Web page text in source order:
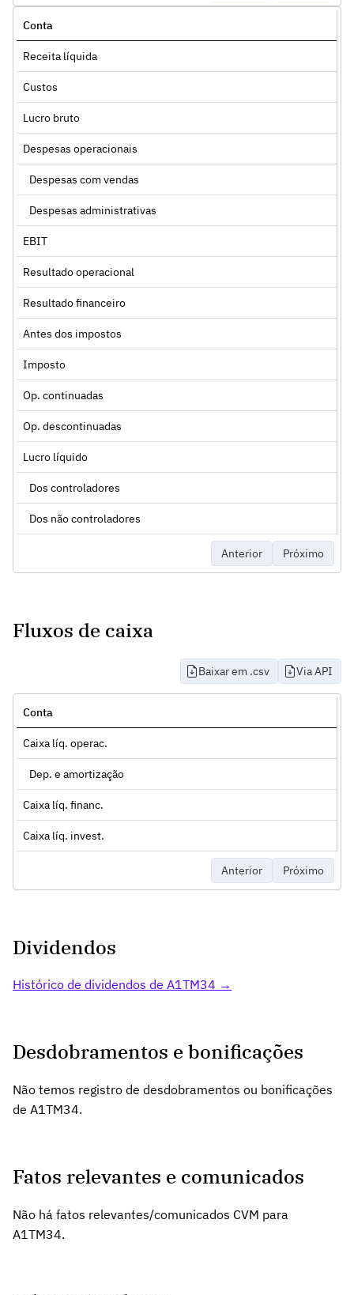
Conta
Receita líquida
Custos
Lucro bruto
Despesas operacionais
Despesas com vendas
Despesas administrativas
EBIT
Resultado operacional
Resultado financeiro
Antes dos impostos
Imposto
Op. continuadas
Op. descontinuadas
Lucro líquido
Dos controladores
Dos não controladores
Anterior Próximo
Fluxos de caixa
Baixar em .csv Via API
Conta
Caixa líq. operac.
Dep. e amortização
Caixa líq. financ.
Caixa líq. invest.
Anterior Próximo
Dividendos
Histórico de dividendos de A1TM34 →
Desdobramentos e bonificações
Não temos registro de desdobramentos ou bonificações
de A1TM34.
Fatos relevantes e comunicados
Não há fatos relevantes/comunicados CVM para
A1TM34.